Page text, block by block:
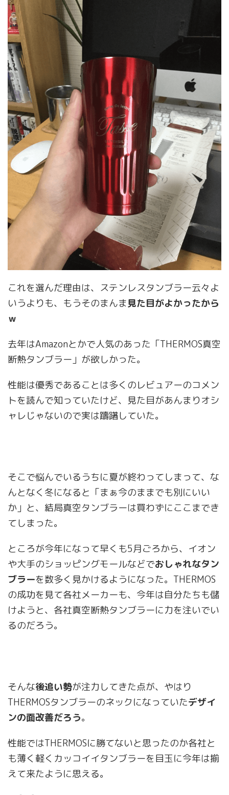
これを選んだ理由は、ステンレスタンブラー云々よ
いうよりも、もうそのまんま見た目がよかったから
ｗ
去年はAmazonとかで人気のあった「THERMOS真空
断熱タンブラー」 が欲しかった。
性能は優秀であることは多くのレビュアーのコメン
トを読んで知っていたけど、見た目があんまりオシ
ャレじゃないので実は躊躇していた。
そこで悩んでいるうちに夏が終わってしまって、な
んとなく冬になると「まぁ今のままでも別にいい
か」と、結局真空タンブラーは買わずにここまでき
てしまった。
ところが今年になって早くも5月ごろから、イオン
や大手のショッピングモールなどでおしゃれなタン
ブラーを数多く見かけるようになった。THERMOS
の成功を見て各社メーカーも、今年は自分たちも儲
けようと、各社真空断熱タンブラーに力を注いでい
るのだろう。
そんな後追い勢が注力してきた点が、やはり
THERMOSタンブラーのネックになっていたデザイ
ンの面改善だろう。
性能ではTHERMOSに勝てないと思ったのか各社と
も薄く軽くカッコイイタンブラーを目玉に今年は揃
えて来たように思える。